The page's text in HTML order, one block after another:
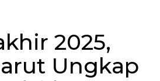
2025,
Ungkap